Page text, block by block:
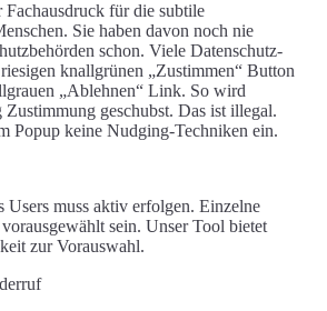
Fachausdruck für die subtile
Sie haben davon noch nie
schon. Viele Datenschutz-
knallgrünen „Zustimmen“ Button
„Ablehnen“ Link. So wird
geschubst. Das istillegal.
Popup keine Nudging-Techniken ein.
muss aktiv erfolgen. Einzelne
sein. Unser Tool bietet
zur Vorauswahl.